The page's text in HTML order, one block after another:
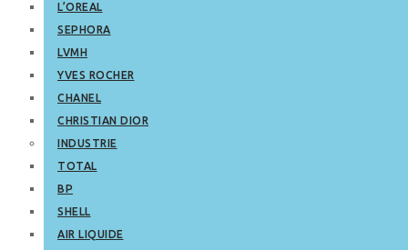
L’OREAL
SEPHORA
LVMH
YVES ROCHER
CHANEL
CHRISTIAN DIOR
INDUSTRIE
TOTAL
BP
SHELL
AIR LIQUIDE